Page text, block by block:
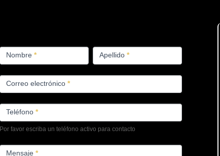
PRODUCTOS
Nombre * Apellido *
Correo electrónico *
Teléfono *
Por favor escriba un teléfono activo para contacto
Mensaje *